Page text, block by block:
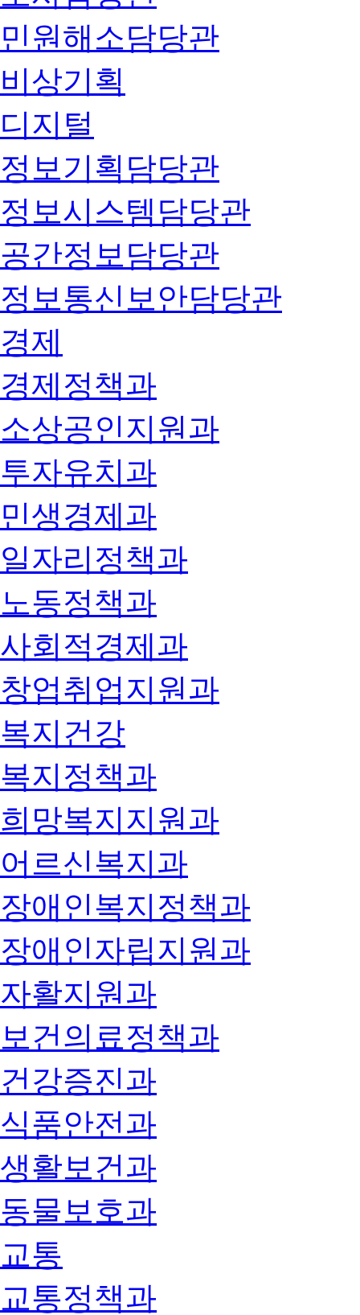
민원해소담당관
비상기획
디지털
정보기획담당관
정보시스템담당관
공간정보담당관
정보통신보안담당관
경제
경제정책과
소상공인지원과
투자유치과
민생경제과
일자리정책과
노동정책과
사회적경제과
창업취업지원과
복지건강
복지정책과
희망복지지원과
어르신복지과
장애인복지정책과
장애인자립지원과
자활지원과
보건의료정책과
건강증진과
식품안전과
생활보건과
동물보호과
교통
교통정책과